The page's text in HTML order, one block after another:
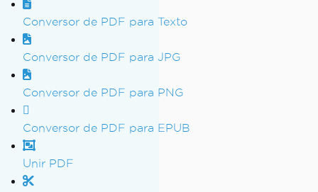
Conversor de PDF para Texto
Conversor de PDF para JPG
Conversor de PDF para PNG
Conversor de PDF para EPUB
Unir PDF